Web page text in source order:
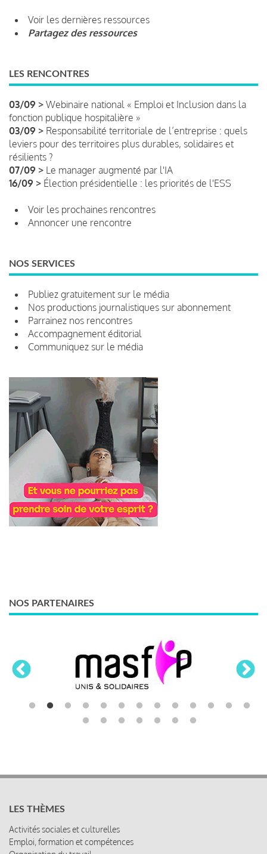
Voir les dernières ressources
Partagez des ressources
LES RENCONTRES
03/09 > Webinaire national « Emploi et Inclusion dans la
fonction publique hospitalière »
03/09 > Responsabilité territoriale de l’entreprise : quels
leviers pour des territoires plus durables, solidaires et
résilients ?
07/09 > Le manager augmenté par l'IA
16/09 > Élection présidentielle : les priorités de l'ESS
Voir les prochaines rencontres
Annoncer une rencontre
NOS SERVICES
Publiez gratuitement sur le média
Nos productions journalistiques sur abonnement
Parrainez nos rencontres
Accompagnement éditorial
Communiquez sur le média
NOS PARTENAIRES
LES THÈMES
Activités sociales et culturelles
Emploi, formation et compétences